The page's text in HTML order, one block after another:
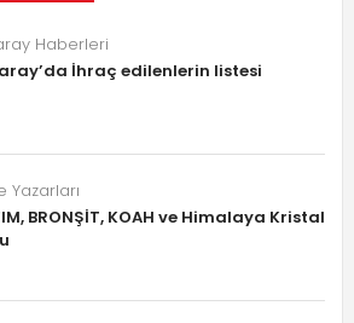
Haberleri
İhraç edilenlerin listesi
Yazarları
BRONŞİT, KOAH ve Himalaya Kristal